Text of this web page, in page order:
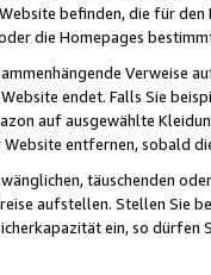
befinden, die für
die Homepages
endet. Falls Sie
auf ausgewählte
Website entfernen, sobald
täuschenden
aufstellen. Stellen Sie
ein, so dürfen